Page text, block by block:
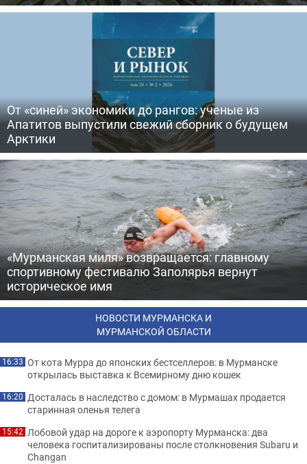
От «синей» экономики до рангов: ученые из
Апатитов выпустили свежий сборник о будущем
Арктики
«Мурманская миля» возвращается: главному
спортивному фестивалю Заполярья вернут
историческое имя
НОВОСТИ МУРМАНСКА И
МУРМАНСКОЙ ОБЛАСТИ
16:33 От кота Мурра до японских бестселлеров: в Мурманске
открылась выставка к Всемирному дню кошек
16:20 Досталась в наследство с домом: в Мурмашах продается
старинная оленья телега
15:42 Лобовой удар на дороге к аэропорту Мурманска: два
человека госпитализированы после столкновения Subaru и
Changan